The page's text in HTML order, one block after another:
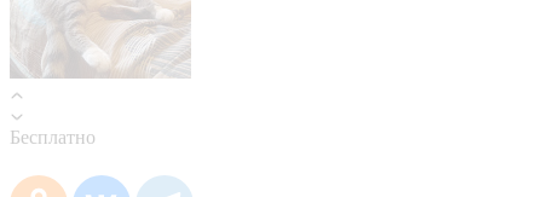
Бесплатно